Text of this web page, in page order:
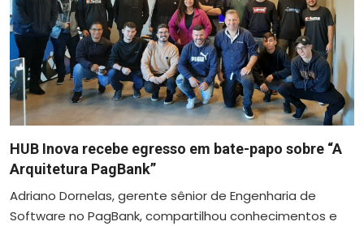
HUB Inova recebe egresso em bate-papo sobre “A
Arquitetura PagBank”
Adriano Dornelas, gerente sênior de Engenharia de
Software no PagBank, compartilhou conhecimentos e